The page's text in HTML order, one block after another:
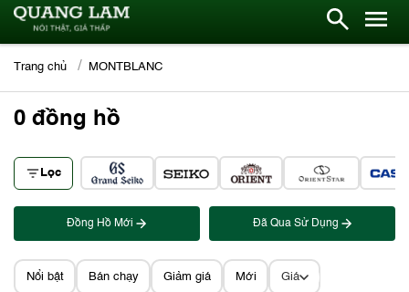
Trang chủ MONTBLANC
0 đồng hồ
Lọc
Đồng Hồ Mới Đã Qua Sử Dụng
Nổi bật Bán chạy Giảm giá Mới Giá